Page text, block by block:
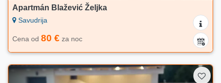
Apartmán Blažević Željka
Savudrija
Cena od 80 € za noc